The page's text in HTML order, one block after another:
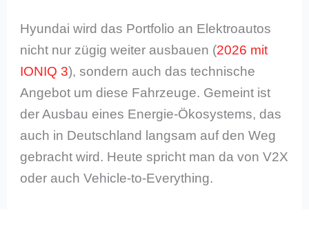
Hyundai wird das Portfolio an Elektroautos
nicht nur zügig weiter ausbauen (2026 mit
IONIQ 3), sondern auch das technische
Angebot um diese Fahrzeuge. Gemeint ist
der Ausbau eines Energie-Ökosystems, das
auch in Deutschland langsam auf den Weg
gebracht wird. Heute spricht man da von V2X
oder auch Vehicle-to-Everything.